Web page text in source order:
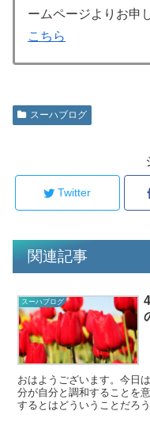
ームページよりお申
こちら
スーハブログ
Twitter
関連記事
スーハブログ
おはようございます。今日
分が自分と調和することを
するとはどういうことだろ